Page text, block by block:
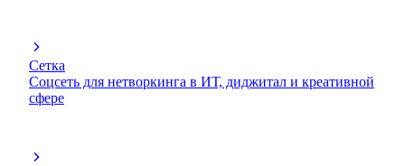
Сетка
Соцсеть для нетворкинга в ИТ, диджитал и креативной
сфере